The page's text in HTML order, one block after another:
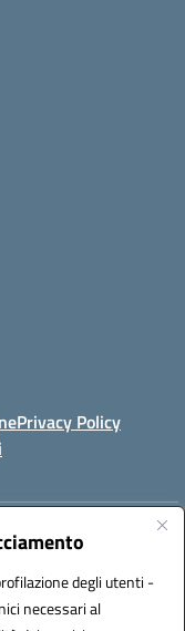
degli utenti -
necessari al
Privacy Policy
(VV)